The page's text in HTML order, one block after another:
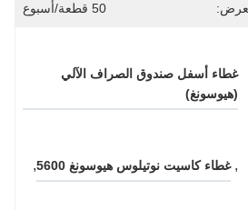
50 قطعة/أسبوع
(هيوسونغ)
, غطاء كاسيت نوتيلوس هيوسونغ 5600 ,